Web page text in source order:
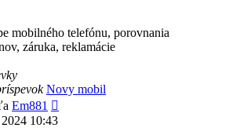
mobilného telefónu, porovnania
záruka, reklamácie
Novy mobil
Em881
10:43